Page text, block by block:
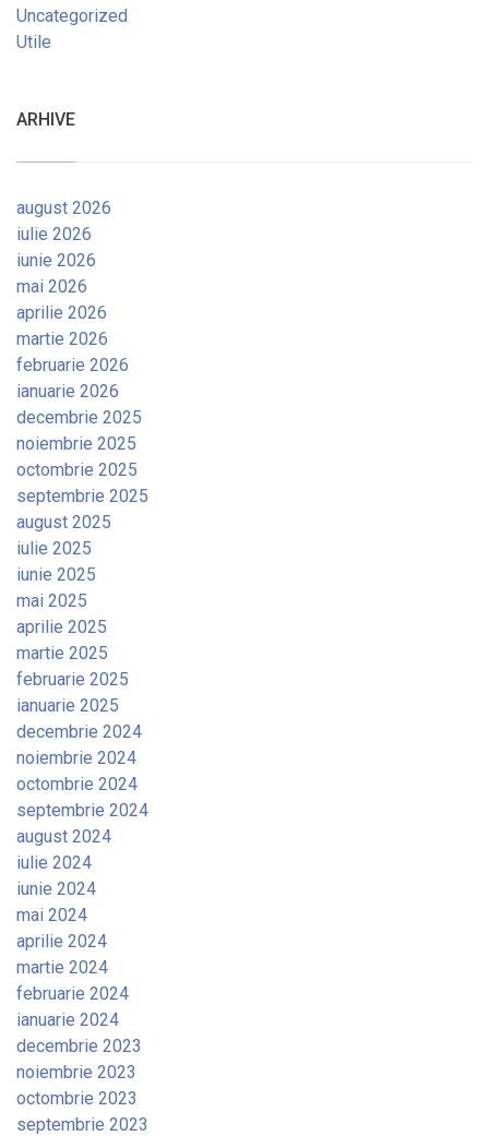
Uncategorized
Utile
ARHIVE
august 2026
iulie 2026
iunie 2026
mai 2026
aprilie 2026
martie 2026
februarie 2026
ianuarie 2026
decembrie 2025
noiembrie 2025
octombrie 2025
septembrie 2025
august 2025
iulie 2025
iunie 2025
mai 2025
aprilie 2025
martie 2025
februarie 2025
ianuarie 2025
decembrie 2024
noiembrie 2024
octombrie 2024
septembrie 2024
august 2024
iulie 2024
iunie 2024
mai 2024
aprilie 2024
martie 2024
februarie 2024
ianuarie 2024
decembrie 2023
noiembrie 2023
octombrie 2023
septembrie 2023